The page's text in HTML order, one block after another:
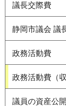
議長交際費
静岡市議会 議
政務活動費
政務活動費（
議員の資産公開